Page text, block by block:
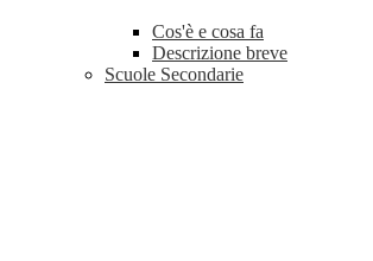
Cos'è e cosa fa
Descrizione breve
Scuole Secondarie